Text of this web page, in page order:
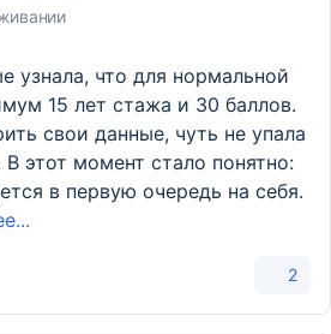
узнала, что для нормальной
15 лет стажа и 30 баллов.
свои данные, чуть не упала
этот момент стало понятно:
в первую очередь на себя.
2